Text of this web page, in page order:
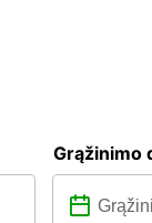
Grąžinimo